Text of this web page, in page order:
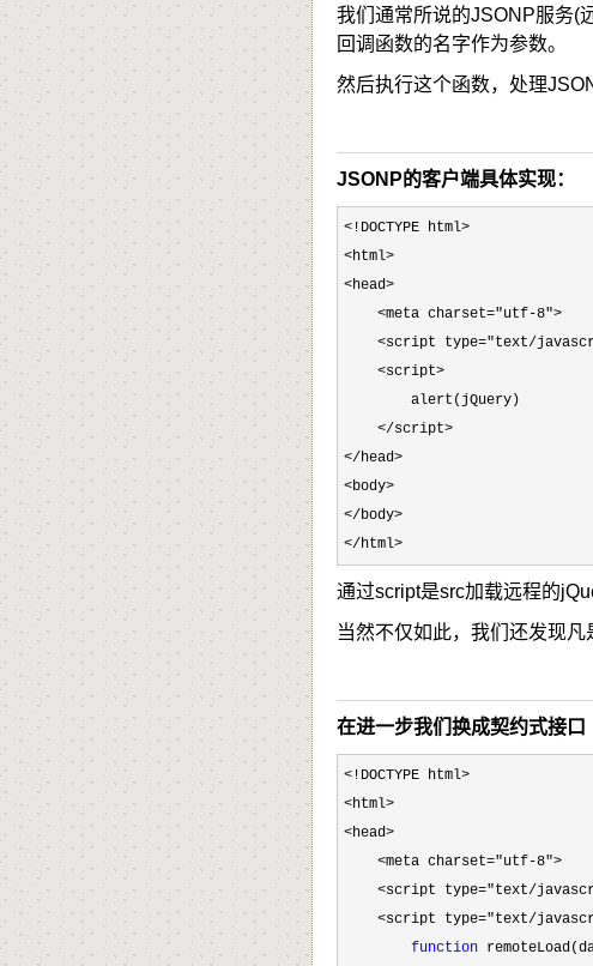
我们通常所说的JSONP服务(
回调函数的名字作为参数。
然后执行这个函数，处理
JSONP的客户端具体实现：
<!DOCTYPE html>
<html>
<head>
    <meta charset="utf-8">
<script type="text/
    <script>
        alert(jQuery)
</script>
</head>
<body>
</body>
</html>
通过script是src加载远程的
当然不仅如此，我们还发现凡
在进一步我们换成契约式接口
<!DOCTYPE html>
<html>
<head>
    <meta charset="utf-8">
<script type="text/
<script type="text/
function